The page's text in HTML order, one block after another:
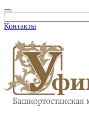
Контакты